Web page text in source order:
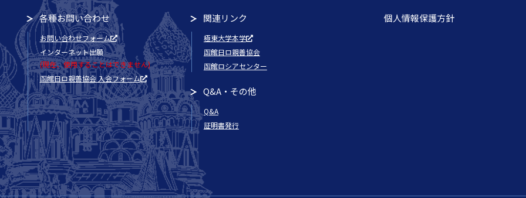
各種お問い合わせ
お問い合わせフォーム
インターネット出願
(現在、使用することはできません)
函館日ロ親善協会 入会フォーム
関連リンク
極東大学本学
函館日ロ親善協会
函館ロシアセンター
Q&A・その他
Q&A
証明書発行
個人情報保護方針